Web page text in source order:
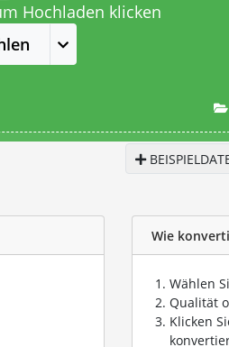
Hochladen klicken
Wie
Wählen
Qualität
Klicken